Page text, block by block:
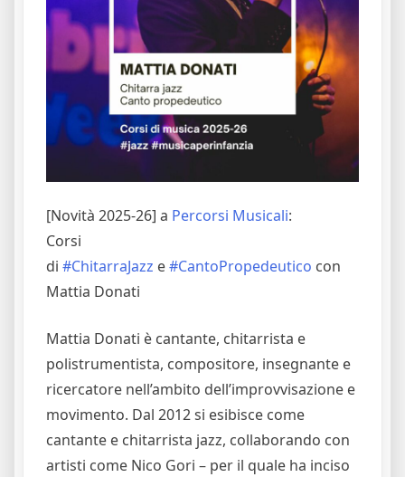
[Novità 2025-26] a Percorsi Musicali:
Corsi
di #ChitarraJazz e#CantoPropedeutico con
Mattia Donati
Mattia Donati è cantante, chitarrista e
polistrumentista, compositore, insegnante e
ricercatore nell’ambito dell’improvvisazione e
movimento. Dal 2012 si esibisce come
cantante e chitarrista jazz, collaborando con
artisti come Nico Gori – per il quale ha inciso